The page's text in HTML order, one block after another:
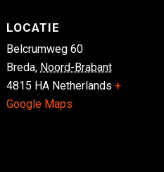
LOCATIE
Belcrumweg 60
Breda, Noord-Brabant
4815 HA Netherlands +
Google Maps